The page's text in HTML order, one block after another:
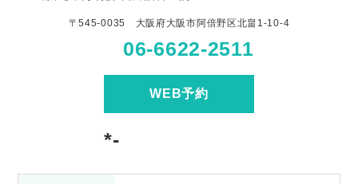
できるため、経過観察のた
めの通院はありますが、日
「的確」な診療を心がけて
向き合っています。患者様
る環境づくりに努めていま
クミニ点眼液」の処方・取
り扱いを開始いたしまし
眼瞼下垂の治療といえば
「まぶたを切る手術」が一
したい」という患者様のた
〒545-0035 大阪府大阪市阿倍野区北畠1-10-4
06-6622-2511
WEB予約
*-